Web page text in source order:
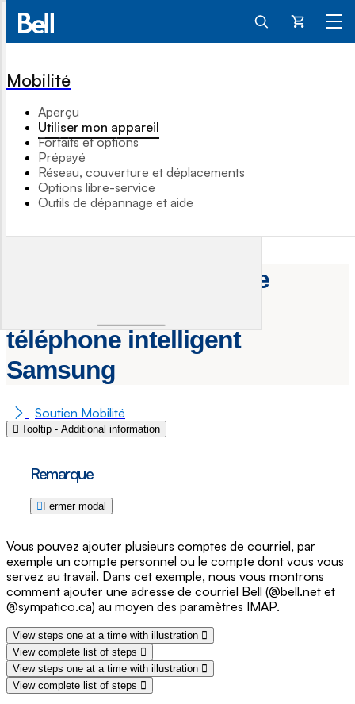
Panier
Mobilité
Aperçu
Utiliser mon appareil
Forfaits et options
Prépayé
Réseau, couverture et déplacements
Options libre-service
Outils de dépannage et aide
Comment configurer le
téléphone intelligent
Samsung
Soutien Mobilité
Tooltip - Additional information
Remarque
Fermer modal
Vous pouvez ajouter plusieurs comptes de courriel, par
exemple un compte personnel ou le compte dont vous vous
servez au travail. Dans cet exemple, nous vous montrons
comment ajouter une adresse de courriel Bell (@bell.net et
@sympatico.ca) au moyen des paramètres IMAP.
View steps one at a time with illustration
View complete list of steps
View steps one at a time with illustration
View complete list of steps